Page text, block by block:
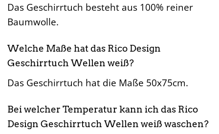
Das Geschirrtuch besteht aus 100% reiner
Baumwolle.
Welche Maße hat das Rico Design
Geschirrtuch Wellen weiß?
Das Geschirrtuch hat die Maße 50x75cm.
Bei welcher Temperatur kann ich das Rico
Design Geschirrtuch Wellen weiß waschen?